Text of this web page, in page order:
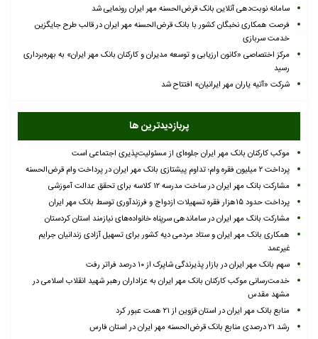
سامانه نوبت‌دهی آنلاین بانک قرض‌الحسنه مهر ایران رونمایی شد
فرصت همکاری نخبگان کشور با بانک قرض‌الحسنه مهر ایران در قالب طرح جایگزین
خدمت سربازی
مرکز اختصاصی «کانون ارزیابی و توسعه مدیران و کارکنان بانک مهر ایران» به بهره‌برداری
رسید
شرکت «آتیه یاران مهر ایرانیان» افتتاح شد
پربازدیدترین ها
موکب کارکنان بانک مهر ایران جلوه‌ای از مسئولیت‌پذیری اجتماعی است
پرداخت ۲ میلیون فقره وام؛ تداوم پیشتازی بانک مهر ایران در پرداخت وام قرض‌الحسنه
مشارکت بانک مهر ایران در ساخت مدرسه ۱۲ کلاسه برای تحقق عدالت آموزشی
پرداخت حدود ۱۵هزار فقره تسهیلات ازدواج و فرزندآوری توسط بانک مهر ایران
مشارکت بانک مهر ایران در ساماندهی سرپناه خانواده‌های نیازمند استان کردستان
همکاری بانک مهر ایران و ستاد مردمی دیه کشور برای تسهیل آزادی زندانیان جرایم
غیرعمد
سهم بانک مهر ایران در بازار پذیرندگی شاپرک از ۱۰ درصد فراتر رفت
خدمت‌رسانی موکب کارکنان بانک مهر ایران به عزاداران رهبر شهید انقلاب اسلامی در
مشهد مقدس
منابع بانک مهر ایران در استان قزوین از ۲۱ همت عبور کرد
رشد ۲۱ درصدی منابع بانک قرض‌الحسنه مهر ایران در استان فارس